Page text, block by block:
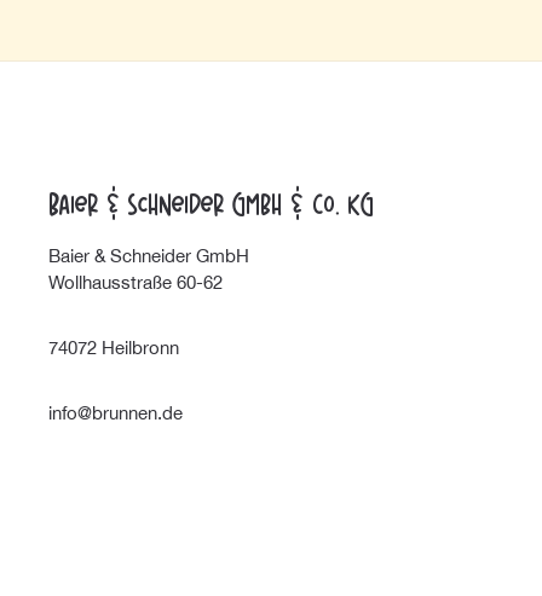
Baier & Schneider GmbH & Co. KG
Baier & Schneider GmbH
Wollhausstraße 60-62
74072 Heilbronn
info@brunnen.de